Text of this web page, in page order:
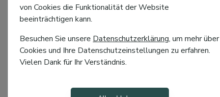
von Cookies die Funktionalität der Website
beeinträchtigen kann.
Besuchen Sie unsere Datenschutzerklärung, um mehr über
Cookies und Ihre Datenschutzeinstellungen zu erfahren.
Vielen Dank für Ihr Verständnis.